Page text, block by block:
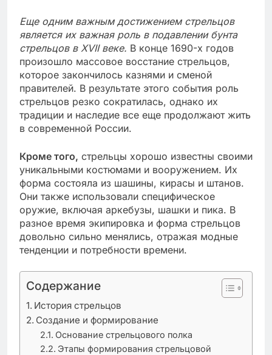
Еще одним важным достижением стрельцов
является их важная роль в подавлении бунта
стрельцов в XVII веке. В конце 1690-х годов
произошло массовое восстание стрельцов,
которое закончилось казнями и сменой
правителей. В результате этого события роль
стрельцов резко сократилась, однако их
традиции и наследие все еще продолжают жить
в современной России.
Кроме того, стрельцы хорошо известны своими
уникальными костюмами и вооружением. Их
форма состояла из шашины, кирасы и штанов.
Они также использовали специфическое
оружие, включая аркебузы, шашки и пика. В
разное время экипировка и форма стрельцов
довольно сильно менялись, отражая модные
тенденции и потребности времени.
Содержание
История стрельцов
Создание и формирование
Основание стрельцового полка
Этапы формирования стрельцовой